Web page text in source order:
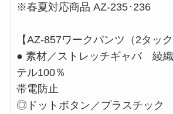
※春夏対応商品 AZ-235･236
【AZ-857ワークパンツ（2タック
● 素材／ストレッチギャバ 綾
テル100％
帯電防止
◎ドットボタン／プラスチッ